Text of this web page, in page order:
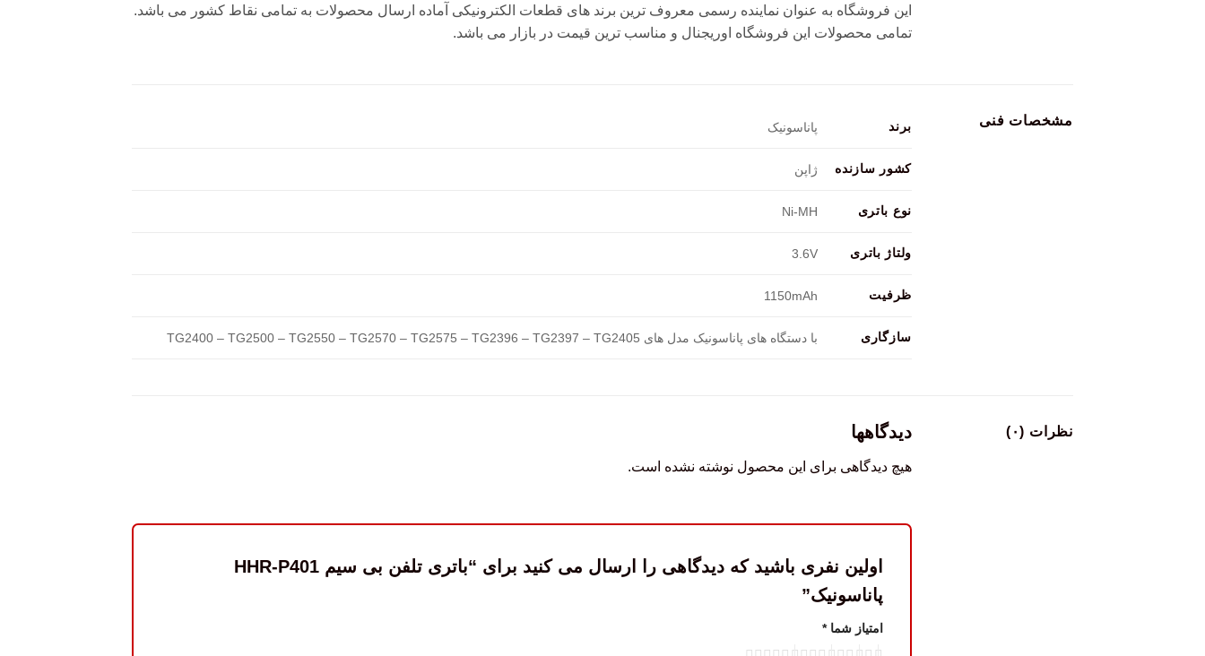
این فروشگاه به عنوان نماینده رسمی معروف ترین برند های قطعات الکترونیکی آماده ارسال محصولات به تمامی نقاط کشور می باشد.
تمامی محصولات این فروشگاه اوریجنال و مناسب ترین قیمت در بازار می باشد.
مشخصات فنی برند پاناسونیک
کشور سازنده ژاپن
نوع باتری Ni-MH
ولتاژ باتری 3.6V
ظرفیت 1150mAh
سازگاری با دستگاه های پاناسونیک مدل های TG2400 – TG2500 – TG2550 – TG2570 – TG2575 – TG2396 – TG2397 – TG2405
نظرات (۰) دیدگاهها
هیچ دیدگاهی برای این محصول نوشته نشده است.
اولین نفری باشید که دیدگاهی را ارسال می کنید برای “باتری تلفن بی سیم HHR-P401
پاناسونیک”
امتیاز شما*